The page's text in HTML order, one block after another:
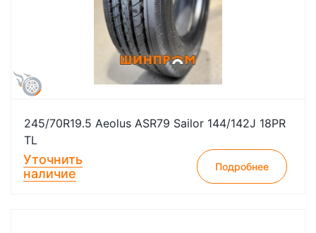
245/70R19.5 Aeolus ASR79 Sailor 144/142J 18PR
TL
Уточнить
наличие
Подробнее